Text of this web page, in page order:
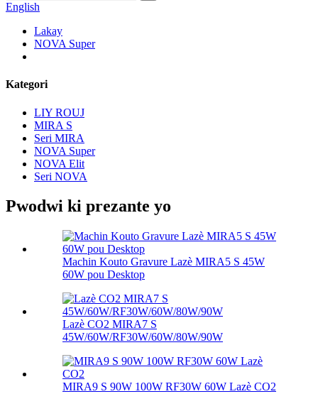
English
Lakay
NOVA Super
Kategori
LIY ROUJ
MIRA S
Seri MIRA
NOVA Super
NOVA Elit
Seri NOVA
Pwodwi ki prezante yo
Machin Kouto Gravure Lazè MIRA5 S 45W
60W pou Desktop
Lazè CO2 MIRA7 S
45W/60W/RF30W/60W/80W/90W
MIRA9 S 90W 100W RF30W 60W Lazè CO2